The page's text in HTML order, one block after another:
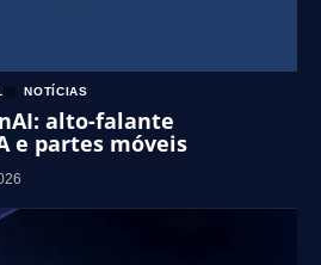
NOTÍCIAS
alto-falante
e partes móveis